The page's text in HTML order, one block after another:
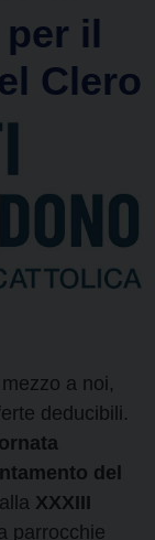
il
Clero
a noi,
deducibili.
del
XXXIII
parrocchie